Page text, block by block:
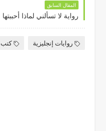
المقال السابق
رواية لا تسألني لماذا أحببتها
روايات إنجليزية كتب